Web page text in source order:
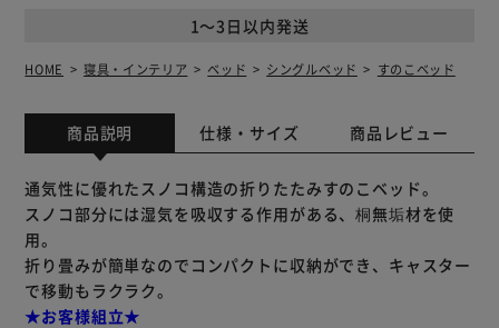
1～3日以内発送
HOME 寝具・インテリア ベッド シングルベッド すのこベッド
商品説明 仕様・サイズ 商品レビュー
通気性に優れたスノコ構造の折りたたみすのこベッド。
スノコ部分には湿気を吸収する作用がある、桐無垢材を使
用。
折り畳みが簡単なのでコンパクトに収納ができ、キャスター
で移動もラクラク。
★お客様組立★